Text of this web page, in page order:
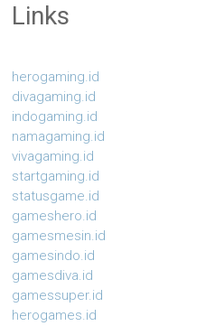
Links
herogaming.id
divagaming.id
indogaming.id
namagaming.id
vivagaming.id
startgaming.id
statusgame.id
gameshero.id
gamesmesin.id
gamesindo.id
gamesdiva.id
gamessuper.id
herogames.id